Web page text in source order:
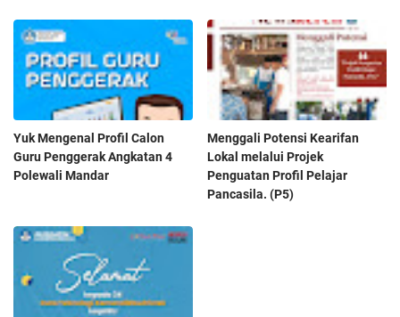
Yuk Mengenal Profil Calon
Guru Penggerak Angkatan 4
Polewali Mandar
Menggali Potensi Kearifan
Lokal melalui Projek
Penguatan Profil Pelajar
Pancasila. (P5)